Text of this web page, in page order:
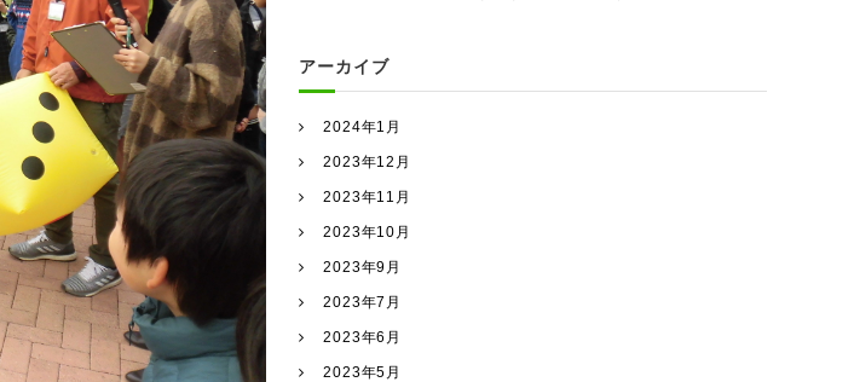
アーカイブ
2024年1月
2023年12月
2023年11月
2023年10月
2023年9月
2023年7月
2023年6月
2023年5月